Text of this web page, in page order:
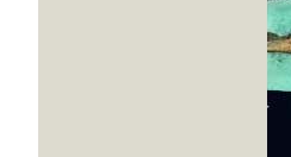
itinerarios, tips de